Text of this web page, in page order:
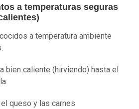
a temperaturas seguras
a temperatura ambiente
bien caliente (hirviendo) hasta el
queso y las carnes